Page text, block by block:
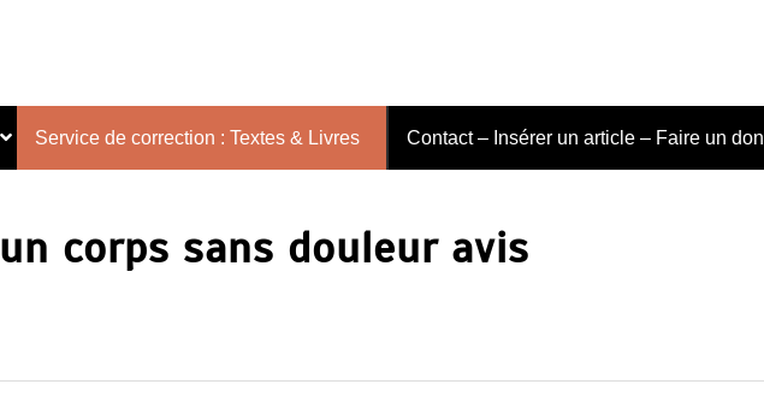
Service de correction : Textes & Livres Contact – Insérer un article – Faire un don
un corps sans douleur avis